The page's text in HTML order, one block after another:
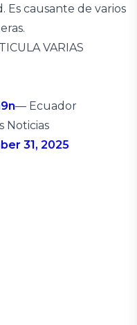
Es causante de varios
VARIAS
— Ecuador
Noticias
31, 2025